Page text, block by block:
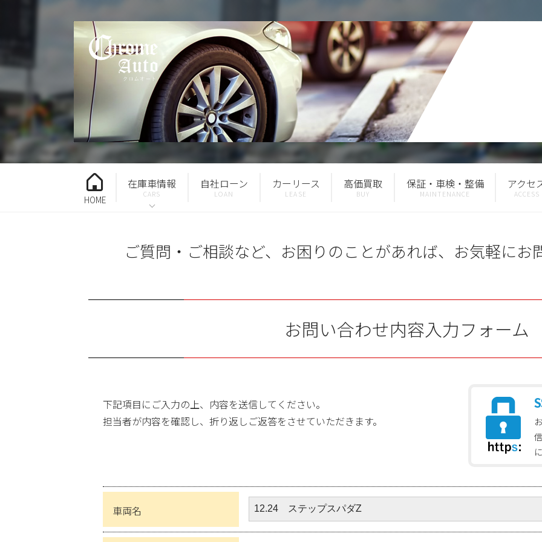
HOME
在庫車情報 自社ローン カーリース 高価買取 保証・車検・整備 アクセ
ご質問・ご相談など、お困りのことがあれば、お気軽にお
お問い合わせ内容入力フォーム
下記項目にご入力の上、内容を送信してください。
担当者が内容を確認し、折り返しご返答をさせていただきます。
車両名